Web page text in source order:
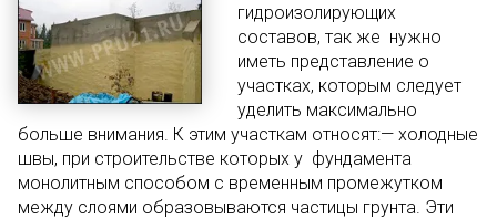
гидроизолирующих
составов, так же нужно
иметь представление о
участках, которым следует
уделить максимально
больше внимания. К этим участкам относят:— холодные
швы, при строительстве которых у фундамента
монолитным способом с временным промежутком
между слоями образовываются частицы грунта. Эти